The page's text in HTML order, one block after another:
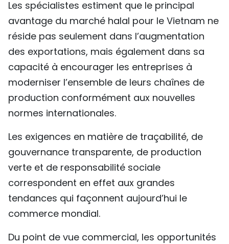
Les spécialistes estiment que le principal
avantage du marché halal pour le Vietnam ne
réside pas seulement dans l’augmentation
des exportations, mais également dans sa
capacité à encourager les entreprises à
moderniser l’ensemble de leurs chaînes de
production conformément aux nouvelles
normes internationales.
Les exigences en matière de traçabilité, de
gouvernance transparente, de production
verte et de responsabilité sociale
correspondent en effet aux grandes
tendances qui façonnent aujourd’hui le
commerce mondial.
Du point de vue commercial, les opportunités